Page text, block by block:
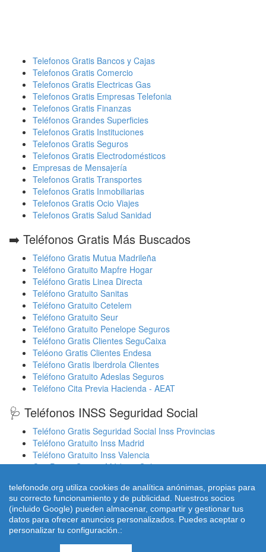
Telefonos Gratis Bancos y Cajas
Telefonos Gratis Comercio
Telefonos Gratis Electricas Gas
Telefonos Gratis Empresas Telefonia
Telefonos Gratis Finanzas
Teléfonos Grandes Superficies
Telefonos Gratis Instituciones
Telefonos Gratis Seguros
Telefonos Gratis Electrodomésticos
Empresas de Mensajería
Telefonos Gratis Transportes
Telefonos Gratis Inmobiliarias
Telefonos Gratis Ocio Viajes
Telefonos Gratis Salud Sanidad
➡️ Teléfonos Gratis Más Buscados
Teléfono Gratis Mutua Madrileña
Teléfono Gratuito Mapfre Hogar
Teléfono Gratis Linea Directa
Teléfono Gratuito Sanitas
Teléfono Gratuito Cetelem
Teléfono Gratuito Seur
Teléfono Gratuito Penelope Seguros
Teléfono Gratis Clientes SeguCaixa
Teléono Gratis Clientes Endesa
Teléfono Gratis Iberdrola Clientes
Teléfono Gratuito Adeslas Seguros
Teléfono Cita Previa Hacienda - AEAT
🩺 Teléfonos INSS Seguridad Social
Teléfono Gratis Seguridad Social Inss Provincias
Teléfono Gratuito Inss Madrid
Teléfono Gratuito Inss Valencia
Cita Previa Sergas Médicos Galicia
Cita Previa Sas Intersas Andalucia
© 2026 telefonode.org |Quienes Somos
Privacidad|Política de Cookies
telefonode.org utiliza cookies de analítica anónimas, propias para
su correcto funcionamiento y de publicidad. Nuestros socios
(incluido Google) pueden almacenar, compartir y gestionar tus
datos para ofrecer anuncios personalizados. Puedes aceptar o
personalizar tu configuración.: